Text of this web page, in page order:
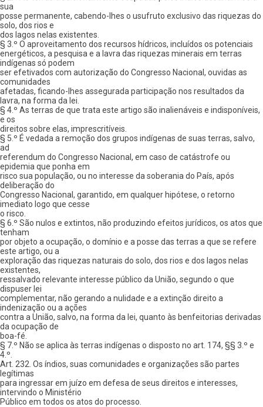
sua
posse permanente, cabendo-lhes o usufruto exclusivo das riquezas do
solo, dos rios e
dos lagos nelas existentes.
§ 3.º O aproveitamento dos recursos hídricos, incluídos os potenciais
energéticos, a pesquisa e a lavra das riquezas minerais em terras
indígenas só podem
ser efetivados com autorização do Congresso Nacional, ouvidas as
comunidades
afetadas, ficando-lhes assegurada participação nos resultados da
lavra, na forma da lei.
§ 4.º As terras de que trata este artigo são inalienáveis e indisponíveis,
e os
direitos sobre elas, imprescritíveis.
§ 5.º É vedada a remoção dos grupos indígenas de suas terras, salvo,
ad
referendum do Congresso Nacional, em caso de catástrofe ou
epidemia que ponha em
risco sua população, ou no interesse da soberania do País, após
deliberação do
Congresso Nacional, garantido, em qualquer hipótese, o retorno
imediato logo que cesse
o risco.
§ 6.º São nulos e extintos, não produzindo efeitos jurídicos, os atos que
tenham
por objeto a ocupação, o domínio e a posse das terras a que se refere
este artigo, ou a
exploração das riquezas naturais do solo, dos rios e dos lagos nelas
existentes,
ressalvado relevante interesse público da União, segundo o que
dispuser lei
complementar, não gerando a nulidade e a extinção direito a
indenização ou a ações
contra a União, salvo, na forma da lei, quanto às benfeitorias derivadas
da ocupação de
boa-fé.
§ 7.º Não se aplica às terras indígenas o disposto no art. 174, §§ 3.º e
4.º.
Art. 232. Os índios, suas comunidades e organizações são partes
legítimas
para ingressar em juízo em defesa de seus direitos e interesses,
intervindo o Ministério
Público em todos os atos do processo.